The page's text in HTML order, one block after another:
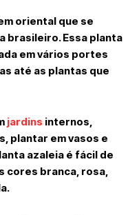
oriental que se
brasileiro. Essa planta
em vários portes
até as plantas que
jardins internos,
plantar em vasos e
azaleia é fácil de
cores branca, rosa,